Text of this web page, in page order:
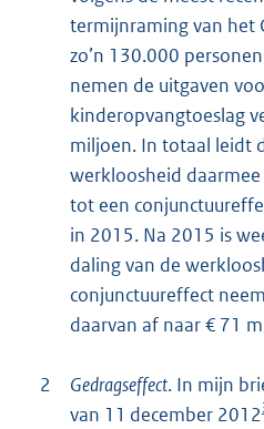
termijnraming van het
zo’n 130.000
nemen de uitgaven
kinderopvangtoeslag
miljoen. In totaal leidt
werkloosheid
tot een
in 2015. Na 2015 is
daling van de
conjunctuureffect
daarvan af naar € 71
2 Gedragseffect. In mijn
van 11 december 2012